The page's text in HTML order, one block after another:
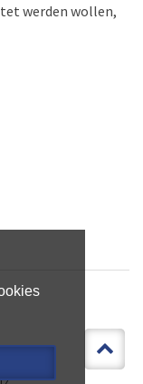
werden wollen,